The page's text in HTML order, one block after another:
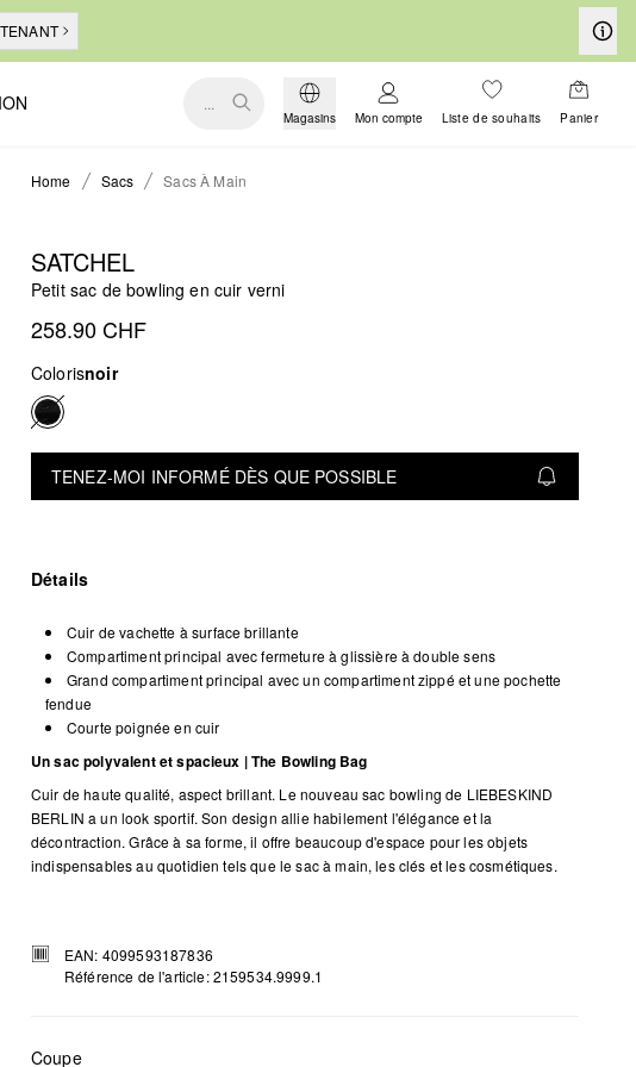
...
Magasins Mon compte Liste de souhaits Panier
Home Sacs Sacs À Main
SATCHEL
Petit sac de bowling en cuir verni
258.90 CHF
Colorisnoir
TENEZ-MOI INFORMÉ DÈS QUE POSSIBLE
Détails
Cuir de vachette à surface brillante
Compartiment principal avec fermeture à glissière à double sens
Grand compartiment principal avec un compartiment zippé et une pochette
fendue
Courte poignée en cuir
Un sac polyvalent et spacieux | The Bowling Bag
Cuir de haute qualité, aspect brillant. Le nouveau sac bowling de LIEBESKIND
BERLIN a un look sportif. Son design allie habilement l'élégance et la
décontraction. Grâce à sa forme, il offre beaucoup d'espace pour les objets
indispensables au quotidien tels que le sac à main, les clés et les cosmétiques.
EAN: 4099593187836
Référence de l'article: 2159534.9999.1
Coupe